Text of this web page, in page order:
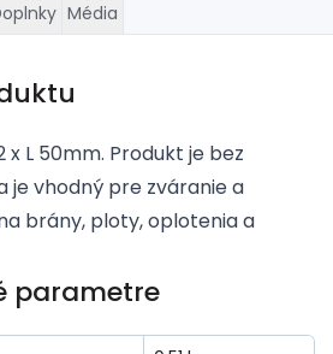
Média
x L 50mm. Produkt je bez
je vhodný pre zváranie a
brány, ploty, oplotenia a
parametre